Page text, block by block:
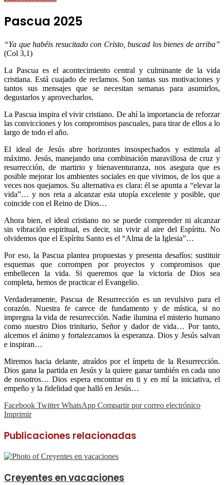
Pascua 2025
“Ya que habéis resucitado con Cristo, buscad los bienes de arriba”
(Col 3,1)
La Pascua es el acontecimiento central y culminante de la vida
cristiana. Está cuajado de reclamos. Son tantas sus motivaciones y
tantos sus mensajes que se necesitan semanas para asumirlos,
degustarlos y aprovecharlos.
La Pascua inspira el vivir cristiano. De ahí la importancia de reforzar
las convicciones y los compromisos pascuales, para tirar de ellos a lo
largo de todo el año.
El ideal de Jesús abre horizontes insospechados y estimula al
máximo. Jesús, manejando una combinación maravillosa de cruz y
resurrección, de martirio y bienaventuranza, nos asegura que es
posible mejorar los ambientes sociales en que vivimos, de los que a
veces nos quejamos. Su alternativa es clara: él se apunta a “elevar la
vida”… y nos reta a alcanzar esta utopía excelente y posible, que
coincide con el Reino de Dios…
Ahora bien, el ideal cristiano no se puede comprender ni alcanzar
sin vibración espiritual, es decir, sin vivir al aire del Espíritu. No
olvidemos que el Espíritu Santo es el “Alma de la Iglesia”…
Por eso, la Pascua plantea propuestas y presenta desafíos: sustituir
esquemas que corrompen por proyectos y compromisos que
embellecen la vida. Si queremos que la victoria de Dios sea
completa, hemos de practicar el Evangelio.
Verdaderamente, Pascua de Resurrección es un revulsivo para el
corazón. Nuestra fe carece de fundamento y de mística, si no
impregna la vida de resurrección. Nadie ilumina el misterio humano
como nuestro Dios trinitario, Señor y dador de vida… Por tanto,
alcemos el ánimo y fortalezcamos la esperanza. Dios y Jesús salvan
e inspiran…
Miremos hacia delante, atraídos por el ímpetu de la Resurrección.
Dios gana la partida en Jesús y la quiere ganar también en cada uno
de nosotros… Dios espera encontrar en ti y en mí la iniciativa, el
empeño y la fidelidad que halló en Jesús…
Facebook Twitter WhatsApp Compartir por correo electrónico
Imprimir
Publicaciones relacionadas
Creyentes en vacaciones